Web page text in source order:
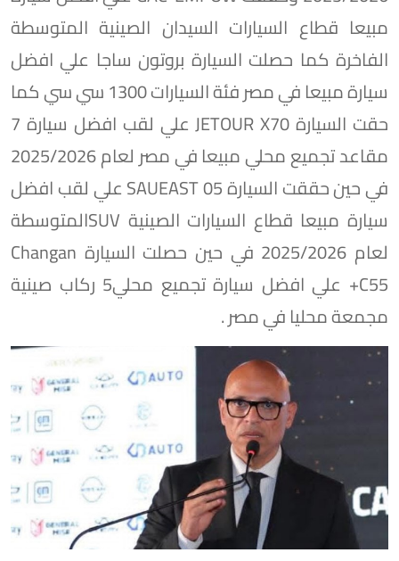
مبيعا قطاع السيارات السيدان الصينية المتوسطة
الفاخرة كما حصلت السيارة بروتون ساجا علي افضل
سيارة مبيعا في مصر فئة السيارات 1300 سي سي كما
حقت السيارة JETOUR X70 علي لقب افضل سيارة 7
مقاعد تجميع محلي مبيعا في مصر لعام 2025/2026
في حين حققت السيارة SAUEAST 05 علي لقب افضل
سيارة مبيعا قطاع السيارات الصينية SUVالمتوسطة
لعام 2025/2026 في حين حصلت السيارة Changan
C55+ علي افضل سيارة تجميع محلي5 ركاب صينية
مجمعة محليا في مصر .